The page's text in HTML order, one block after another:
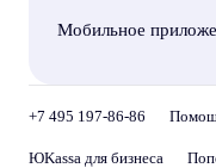
Мобильное
+7 495 197-86-86
ЮKassa для бизнеса